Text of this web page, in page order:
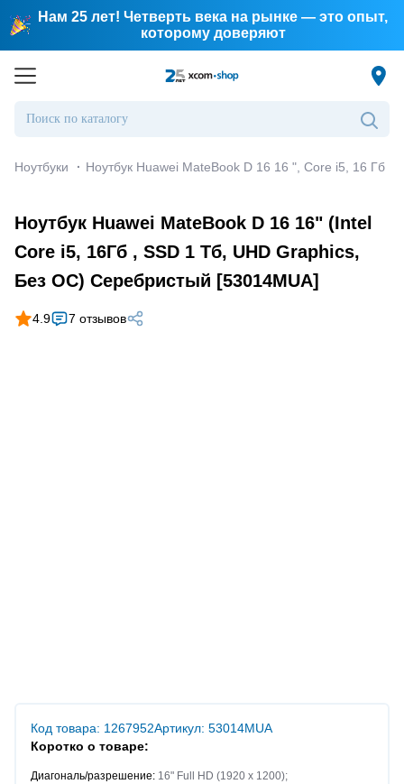
Нам 25 лет! Четверть века на рынке — это опыт,
которому доверяют
Ноутбуки · Ноутбук Huawei MateBook D 16 16 ", Core i5, 16 Гб
Ноутбук Huawei MateBook D 16 16" (Intel
Core i5, 16Гб , SSD 1 Тб, UHD Graphics,
Без ОС) Серебристый [53014MUA]
4.9 7 отзывов
Код товара: 1267952Артикул: 53014MUA
Коротко о товаре:
Диагональ/разрешение: 16" Full HD (1920 x 1200);